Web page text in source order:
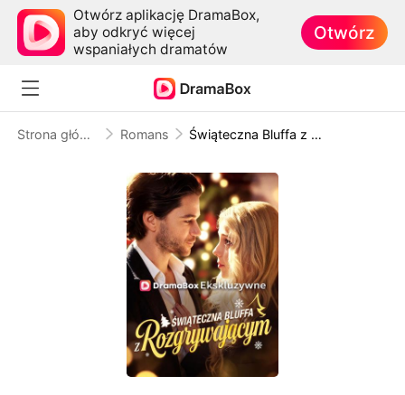
Otwórz aplikację DramaBox,
aby odkryć więcej
wspaniałych dramatów
Otwórz
Strona główna Romans Świąteczna Bluffa z Rozgrywającym